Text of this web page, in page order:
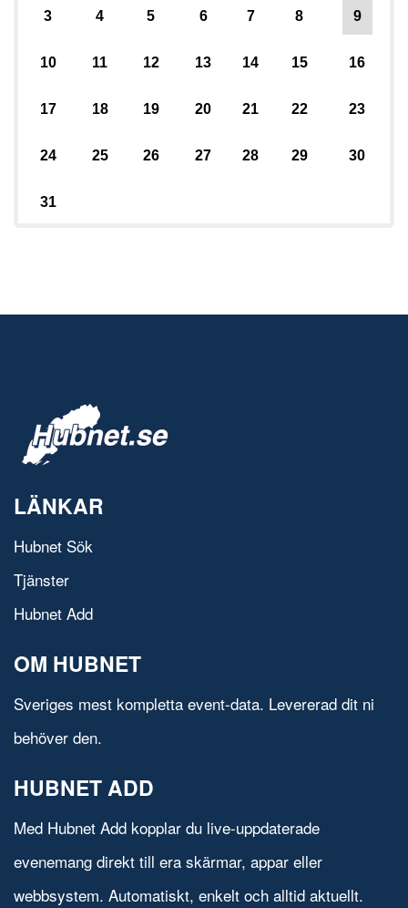
3 4 5 6 7 8 9
10 11 12 13 14 15 16
17 18 19 20 21 22 23
24 25 26 27 28 29 30
31
LÄNKAR
Hubnet Sök
Tjänster
Hubnet Add
OM HUBNET
Sveriges mest kompletta event-data. Levererad dit ni
behöver den.
HUBNET ADD
Med Hubnet Add kopplar du live-uppdaterade
evenemang direkt till era skärmar, appar eller
webbsystem. Automatiskt, enkelt och alltid aktuellt.